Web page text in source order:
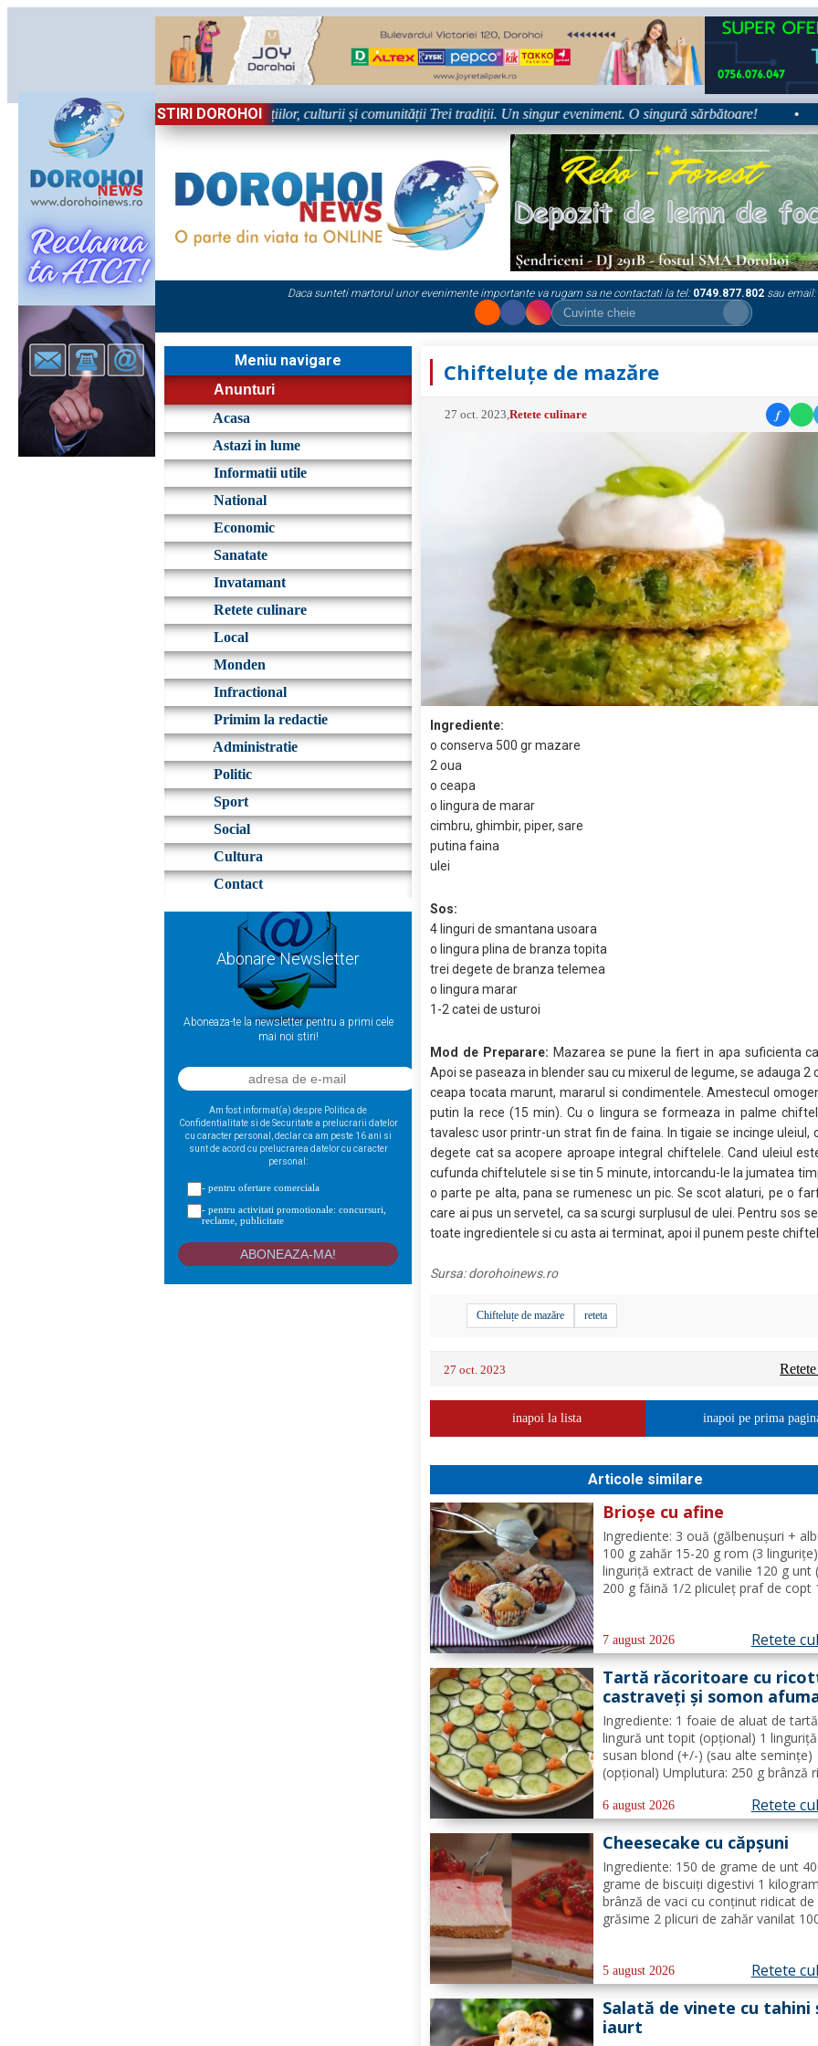
STIRI DOROHOI
Sărbătoare!” – trei zile dedicate tradițiilor, culturii și comunității Trei tradiții. Un singur eveniment. O singură sărbătoare! •
Daca sunteti martorul unor evenimente importante va rugam sa ne contactati la tel: 0749.877.802 sau email:
Meniu navigare
Anunturi
Acasa
Astazi in lume
Informatii utile
National
Economic
Sanatate
Invatamant
Retete culinare
Local
Monden
Infractional
Primim la redactie
Administratie
Politic
Sport
Social
Cultura
Contact
Abonare Newsletter
Aboneaza-te la newsletter pentru a primi cele
mai noi stiri!
Am fost informat(a) despre Politica de
Confidentialitate si de Securitate a prelucrarii datelor
cu caracter personal, declar ca am peste 16 ani si
sunt de acord cu prelucrarea datelor cu caracter
personal:
- pentru ofertare comerciala
- pentru activitati promotionale: concursuri,
reclame, publicitate
Chifteluțe de mazăre
27 oct. 2023 ,Retete culinare f
Ingrediente:
o conserva 500 gr mazare
2 oua
o ceapa
o lingura de marar
cimbru, ghimbir, piper, sare
putina faina
ulei
Sos:
4 linguri de smantana usoara
o lingura plina de branza topita
trei degete de branza telemea
o lingura marar
1-2 catei de usturoi
Mod de Preparare: Mazarea se pune la fiert in apa suficienta
Apoi se paseaza in blender sau cu mixerul de legume, se adauga 2
ceapa tocata marunt, mararul si condimentele. Amestecul
putin la rece (15 min). Cu o lingura se formeaza in palme
tavalesc usor printr-un strat fin de faina. In tigaie se incinge uleiul,
degete cat sa acopere aproape integral chiftelele. Cand uleiul
cufunda chiftelutele si se tin 5 minute, intorcandu-le la jumatea
o parte pe alta, pana se rumenesc un pic. Se scot alaturi, pe o
care ai pus un servetel, ca sa scurgi surplusul de ulei. Pentru sos
toate ingredientele si cu asta ai terminat, apoi il punem peste
Sursa:dorohoinews.ro
Chifteluțe de mazăre reteta
27 oct. 2023
inapoi la lista inapoi pe prima
Articole similare
Brioșe cu afine
Ingrediente: 3 ouă (gălbenușuri +
100 g zahăr 15-20 g rom (3
linguriță extract de vanilie 120 g unt
200 g făină 1/2 pliculeț praf de copt
Se adaugă untul topit, făina și praful
7 august 2026 Retete
Tartă răcoritoare cu
castraveți și somon
Ingrediente: 1 foaie de aluat de
lingură unt topit (opțional) 1
susan blond (+/-) (sau alte semințe)
(opțional) Umplutura: 250 g brânză
verde (+/-) piper Toppinguri: 1
80 gr somon afumat 1 linguriță
de susan...
6 august 2026 Retete
Cheesecake cu căpșuni
Ingrediente: 150 de grame de unt
grame de biscuiți digestivi 1
brânză de vaci cu conținut ridicat de
grăsime 2 plicuri de zahăr vanilat
smântână pentru frișcă 4 foi de
hidratate în apă rece...
5 august 2026 Retete
Salată de vinete cu tahini
iaurt